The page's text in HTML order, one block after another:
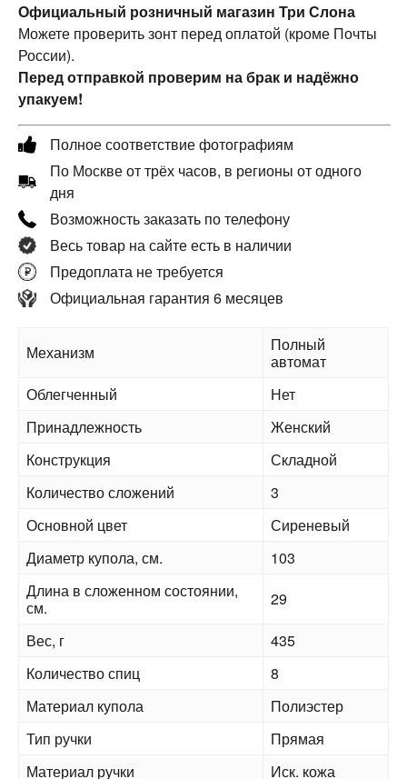
Официальный розничный магазин Три Слона
Можете проверить зонт перед оплатой (кроме Почты
России).
Перед отправкой проверим на брак и надёжно
упакуем!
Полное соответствие фотографиям
По Москве от трёх часов, в регионы от одного
дня
Возможность заказать по телефону
Весь товар на сайте есть в наличии
Предоплата не требуется
Официальная гарантия 6 месяцев
Механизм
Полный
автомат
Облегченный
Нет
Принадлежность
Женский
Конструкция
Складной
Количество сложений
3
Основной цвет
Сиреневый
Диаметр купола, см.
103
Длина в сложенном состоянии,
см.
29
Вес, г
435
Количество спиц
8
Материал купола
Полиэстер
Тип ручки
Прямая
Материал ручки
Иск. кожа